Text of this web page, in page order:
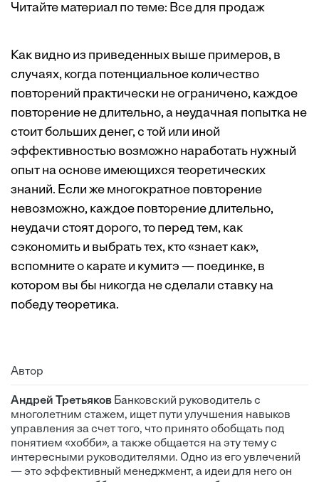
Читайте материал по теме: Все для продаж
Как видно из приведенных выше примеров, в
случаях, когда потенциальное количество
повторений практически не ограничено, каждое
повторение не длительно, а неудачная попытка не
стоит больших денег, с той или иной
эффективностью возможно наработать нужный
опыт на основе имеющихся теоретических
знаний. Если же многократное повторение
невозможно, каждое повторение длительно,
неудачи стоят дорого, то перед тем, как
сэкономить и выбрать тех, кто «знает как»,
вспомните о карате и кумитэ — поединке, в
котором вы бы никогда не сделали ставку на
победу теоретика.
Автор
Андрей Третьяков Банковский руководитель с
многолетним стажем, ищет пути улучшения навыков
управления за счет того, что принято обобщать под
понятием «хобби», а также общается на эту тему с
интересными руководителями. Одно из его увлечений
— это эффективный менеджмент, а идеи для него он